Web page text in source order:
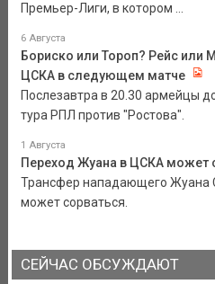
Премьер-Лиги, в котором ...
6 Августа
Бориско или Тороп? Рейс или
ЦСКА в следующем матче
Послезавтра в 20.30 армейцы
тура РПЛ против "Ростова".
1 Августа
Переход Жуана в ЦСКА может
Трансфер нападающего Жуана
может сорваться.
СЕЙЧАС ОБСУЖДАЮТ